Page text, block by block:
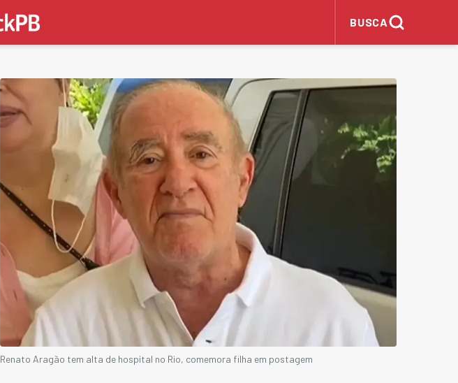
BUSCA
Renato Aragão tem alta de hospital no Rio, comemora filha em postagem